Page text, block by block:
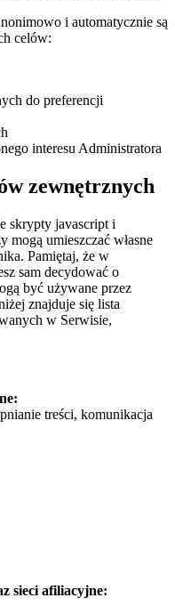
i automatycznie są
celów:
do preferencji
interesu Administratora
zewnętrznych
skrypty javascript i
umieszczać własne
Pamiętaj, że w
sam decydować o
być używane przez
znajduje się lista
w Serwisie,
treści, komunikacja
sieci afiliacyjne: